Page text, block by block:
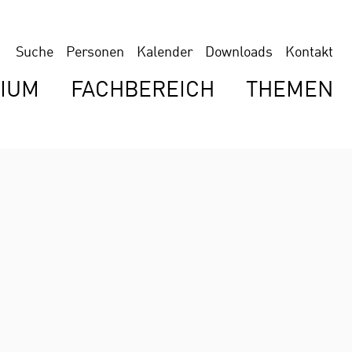
Suche Personen Kalender Downloads Kontakt
FACHBEREICH THEMEN